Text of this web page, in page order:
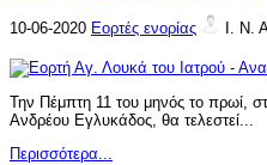
10-06-2020 Εορτές ενορίας Ι. Ν.
Την Πέμπτη 11 του μηνός το πρωί,
Ανδρέου Εγλυκάδος, θα τελεστεί...
Περισσότερα...